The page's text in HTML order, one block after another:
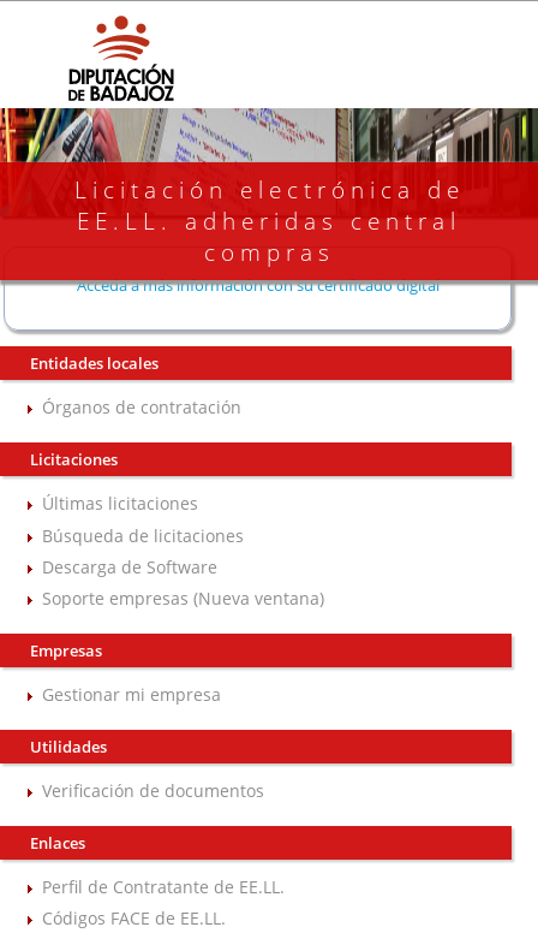
Licitación electrónica de
EE.LL. adheridas central
compras
Acceda a más información con su certificado digital
Entidades locales
Órganos de contratación
Licitaciones
Últimas licitaciones
Búsqueda de licitaciones
Descarga de Software
Soporte empresas (Nueva ventana)
Empresas
Gestionar mi empresa
Utilidades
Verificación de documentos
Enlaces
Perfil de Contratante de EE.LL.
Códigos FACE de EE.LL.